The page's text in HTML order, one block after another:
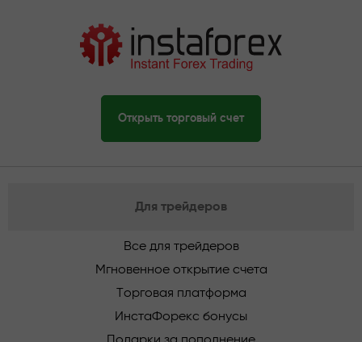
Открыть торговый счет
Для трейдеров
Все для трейдеров
Мгновенное открытие счета
Торговая платформа
ИнстаФорекс бонусы
Подарки за пополнение